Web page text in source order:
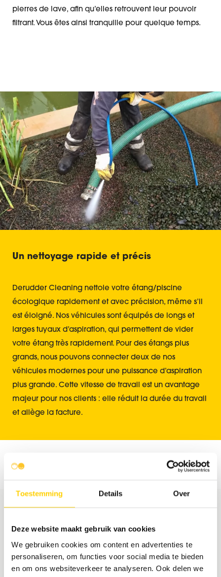
Toestemming Details Over
Deze website maakt gebruik van cookies
We gebruiken cookies om content en advertenties te
personaliseren, om functies voor social media te bieden
en om ons websiteverkeer te analyseren. Ook delen we
pierres de lave, afin qu’elles retrouvent leur pouvoir
filtrant. Vous êtes ainsi tranquille pour quelque temps.
Un nettoyage rapide et précis
Derudder Cleaning nettoie votre étang/piscine
écologique rapidement et avec précision, même s’il
est éloigné. Nos véhicules sont équipés de longs et
larges tuyaux d’aspiration, qui permettent de vider
votre étang très rapidement. Pour des étangs plus
grands, nous pouvons connecter deux de nos
véhicules modernes pour une puissance d’aspiration
plus grande. Cette vitesse de travail est un avantage
majeur pour nos clients : elle réduit la durée du travail
et allège la facture.